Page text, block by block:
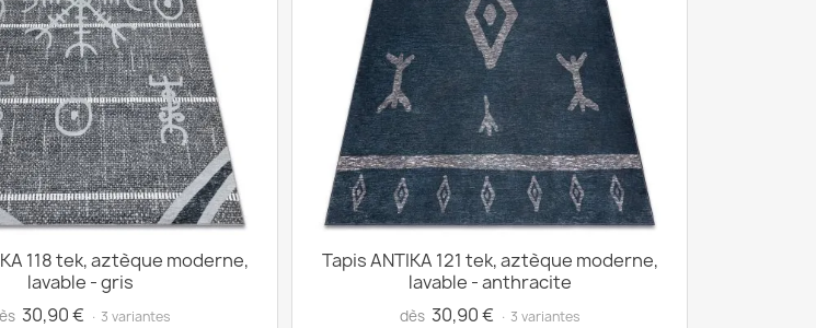
118 tek, aztèque moderne,
lavable - gris
30,90 € · 3 variantes
Tapis ANTIKA 121 tek, aztèque moderne,
lavable - anthracite
dès 30,90 € · 3 variantes